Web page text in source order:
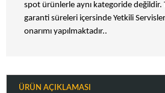
spot ürünlerle aynı kategoride değildir.
garanti süreleri içersinde Yetkili
onarımı yapılmaktadır..
ÜRÜN AÇIKLAMASI